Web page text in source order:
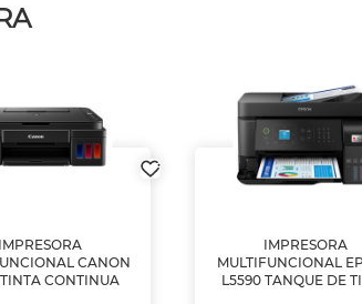
IMPRESORA
CANON
TINTA CONTINUA
IMPRESORA
MULTIFUNCIONAL
L5590 TANQUE DE